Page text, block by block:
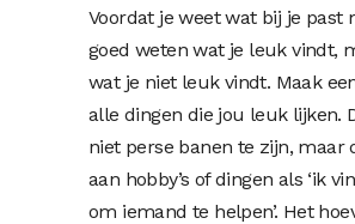
Voordat je weet wat bij je past
goed weten wat je leuk vindt,
wat je niet leuk vindt. Maak
alle dingen die jou leuk lijken.
niet perse banen te zijn, maar
aan hobby’s of dingen als ‘ik
om iemand te helpen’. Het